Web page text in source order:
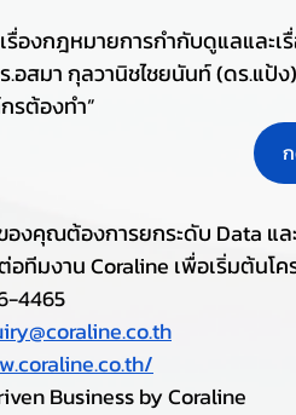
รื่องกฎหมายการกำกับดูแลและ
อสมา กุลวานิชไชยนันท์ (ดร.แป้ง
รต้องทำ”
งคุณต้องการยกระดับ Data แล
ทีมงาน Coraline เพื่อเริ่มต้นโ
4465
Business by Coraline